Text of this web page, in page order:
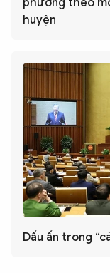
phương theo
huyện
Dấu ấn trong